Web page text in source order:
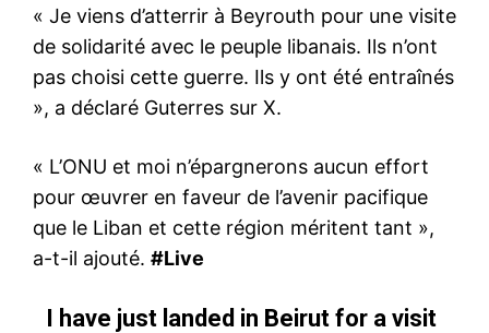
« Je viens d’atterrir à Beyrouth pour une visite
de solidarité avec le peuple libanais. Ils n’ont
pas choisi cette guerre. Ils y ont été entraînés
», a déclaré Guterres sur X.
« L’ONU et moi n’épargnerons aucun effort
pour œuvrer en faveur de l’avenir pacifique
que le Liban et cette région méritent tant »,
a-t-il ajouté. #Live
I have just landed in Beirut for a visit